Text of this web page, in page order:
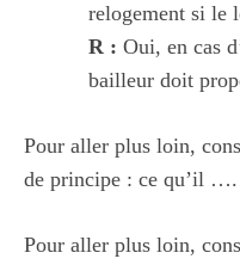
relogement si le
R : Oui, en cas
bailleur doit
Pour aller plus loin,
de principe : ce qu’il ….
Pour aller plus loin,